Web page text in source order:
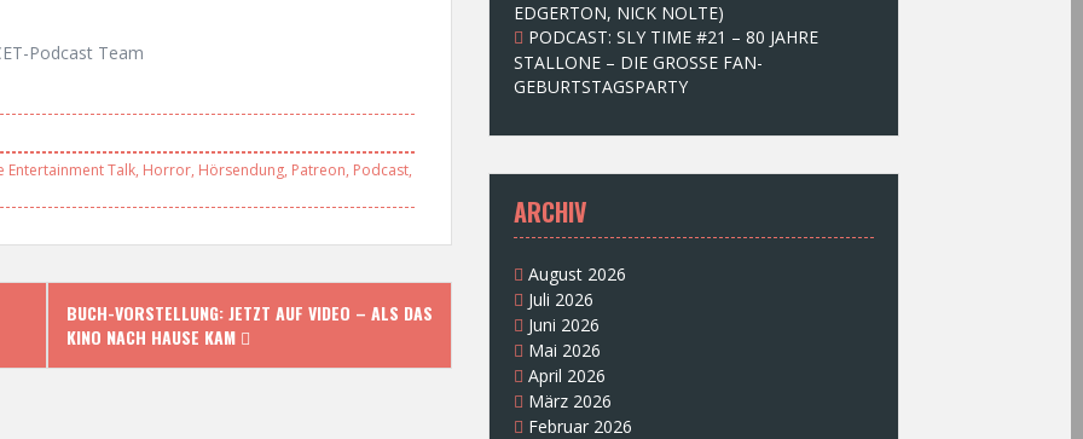
Podcast Team
Entertainment Talk, Horror, Hörsendung, Patreon, Podcast,
BUCH-VORSTELLUNG: JETZT AUF VIDEO – ALS DAS
KINO NACH HAUSE KAM
EDGERTON, NICK NOLTE)
PODCAST: SLY TIME #21 – 80 JAHRE
STALLONE – DIE GROSSE FAN-
GEBURTSTAGSPARTY
ARCHIV
August 2026
Juli 2026
Juni 2026
Mai 2026
April 2026
März 2026
Februar 2026